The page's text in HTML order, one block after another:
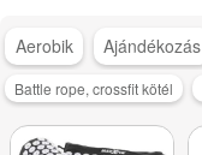
Aerobik Ajándékozás
Battle rope, crossfit kötél